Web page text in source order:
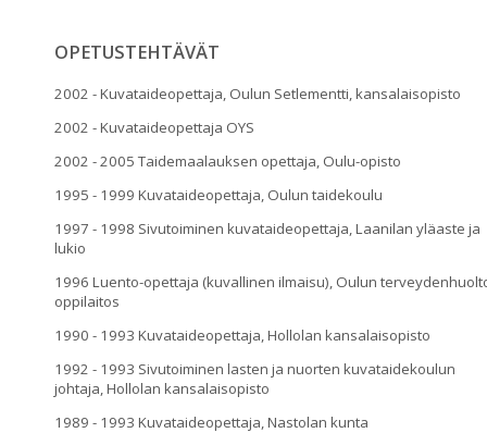
OPETUSTEHTÄVÄT
2002 - Kuvataideopettaja, Oulun Setlementti, kansalaisopisto
2002 - Kuvataideopettaja OYS
2002 - 2005 Taidemaalauksen opettaja, Oulu-opisto
1995 - 1999 Kuvataideopettaja, Oulun taidekoulu
1997 - 1998 Sivutoiminen kuvataideopettaja, Laanilan yläaste ja
lukio
1996 Luento-opettaja (kuvallinen ilmaisu), Oulun
oppilaitos
1990 - 1993 Kuvataideopettaja, Hollolan kansalaisopisto
1992 - 1993 Sivutoiminen lasten ja nuorten kuvataidekoulun
johtaja, Hollolan kansalaisopisto
1989 - 1993 Kuvataideopettaja, Nastolan kunta